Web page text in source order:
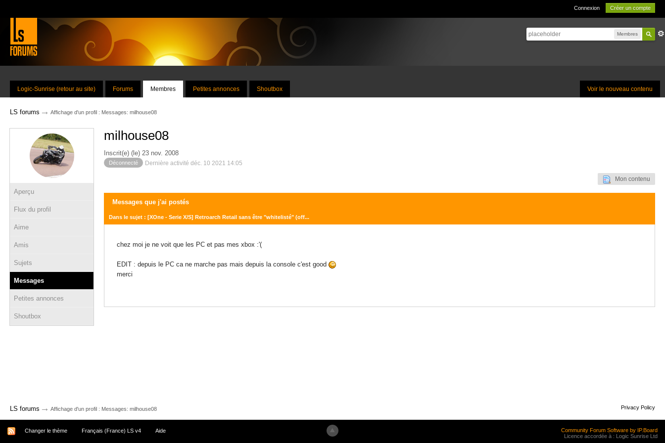
Connexion Créer un compte
Membres
Voir le nouveau contenu
Logic-Sunrise (retour au site) Forums Membres Petites annonces Shoutbox
LS forums → Affichage d'un profil : Messages: milhouse08
Aperçu
Flux du profil
Aime
Amis
Sujets
Messages
Petites annonces
Shoutbox
milhouse08
Inscrit(e) (le) 23 nov. 2008
Déconnecté Dernière activité déc. 10 2021 14:05
Mon contenu
Messages que j'ai postés
Dans le sujet : [XOne - Serie X/S] Retroarch Retail sans être "whitelisté" (off...
chez moi je ne voit que les PC et pas mes xbox :'(
EDIT : depuis le PC ca ne marche pas mais depuis la console c'est good
merci
LS forums → Affichage d'un profil : Messages: milhouse08 Privacy Policy
Changer le thème Français (France) LS v4 Aide
Community Forum Software by IP.Board
Licence accordée à : Logic Sunrise Ltd